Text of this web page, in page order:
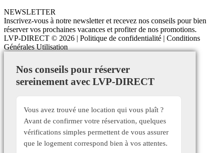
NEWSLETTER
Inscrivez-vous à notre newsletter et recevez nos conseils pour bien
réserver vos prochaines vacances et profiter de nos promotions.
LVP-DIRECT © 2026 | Politique de confidentialité | Conditions
Générales Utilisation
Nos conseils pour réserver
sereinement avec LVP-DIRECT
Vous avez trouvé une location qui vous plaît ?
Avant de confirmer votre réservation, quelques
vérifications simples permettent de vous assurer
que le logement correspond bien à vos attentes.